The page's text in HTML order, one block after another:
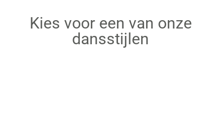
Kies voor een van onze
dansstijlen